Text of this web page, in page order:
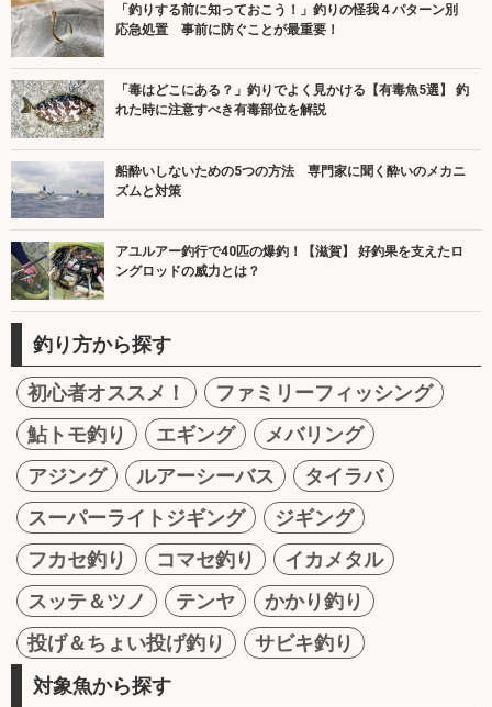
「釣りする前に知っておこう！」釣りの怪我４パターン別
応急処置 事前に防ぐことが最重要！
「毒はどこにある？」釣りでよく見かける【有毒魚5選】 釣
れた時に注意すべき有毒部位を解説
船酔いしないための5つの方法 専門家に聞く酔いのメカニ
ズムと対策
アユルアー釣行で40匹の爆釣！【滋賀】 好釣果を支えたロ
ングロッドの威力とは？
釣り方から探す
初心者オススメ！
ファミリーフィッシング
鮎トモ釣り
エギング
メバリング
アジング
ルアーシーバス
タイラバ
スーパーライトジギング
ジギング
フカセ釣り
コマセ釣り
イカメタル
スッテ＆ツノ
テンヤ
かかり釣り
投げ＆ちょい投げ釣り
サビキ釣り
対象魚から探す